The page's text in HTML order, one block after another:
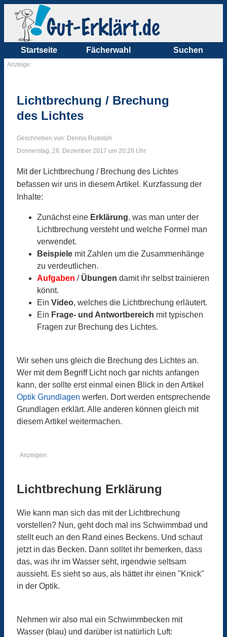
Startseite Fächerwahl Suchen
Anzeige:
Lichtbrechung / Brechung
des Lichtes
Geschrieben von: Dennis Rudolph
Donnerstag, 28. Dezember 2017 um 20:28 Uhr
Mit der Lichtbrechung / Brechung des Lichtes
befassen wir uns in diesem Artikel. Kurzfassung der
Inhalte:
Zunächst eine Erklärung, was man unter der
Lichtbrechung versteht und welche Formel man
verwendet.
Beispiele mit Zahlen um die Zusammenhänge
zu verdeutlichen.
Aufgaben / Übungen damit ihr selbst trainieren
könnt.
Ein Video, welches die Lichtbrechung erläutert.
Ein Frage- und Antwortbereich mit typischen
Fragen zur Brechung des Lichtes.
Wir sehen uns gleich die Brechung des Lichtes an.
Wer mit dem Begriff Licht noch gar nichts anfangen
kann, der sollte erst einmal einen Blick in den Artikel
Optik Grundlagen werfen. Dort werden entsprechende
Grundlagen erklärt. Alle anderen können gleich mit
diesem Artikel weitermachen.
Anzeigen:
Lichtbrechung Erklärung
Wie kann man sich das mit der Lichtbrechung
vorstellen? Nun, geht doch mal ins Schwimmbad und
stellt euch an den Rand eines Beckens. Und schaut
jetzt in das Becken. Dann solltet ihr bemerken, dass
das, was ihr im Wasser seht, irgendwie seltsam
aussieht. Es sieht so aus, als hättet ihr einen "Knick"
in der Optik.
Nehmen wir also mal ein Schwimmbecken mit
Wasser (blau) und darüber ist natürlich Luft: